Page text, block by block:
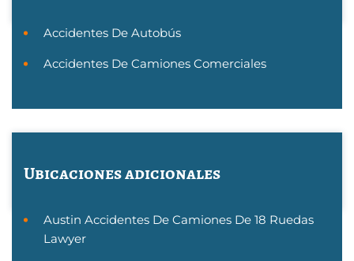
Accidentes De Autobús
Accidentes De Camiones Comerciales
Ubicaciones adicionales
Austin Accidentes De Camiones De 18 Ruedas
Lawyer